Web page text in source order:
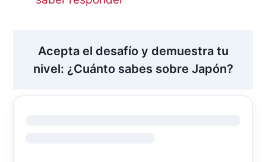
Acepta el desafío y demuestra tu
nivel: ¿Cuánto sabes sobre Japón?